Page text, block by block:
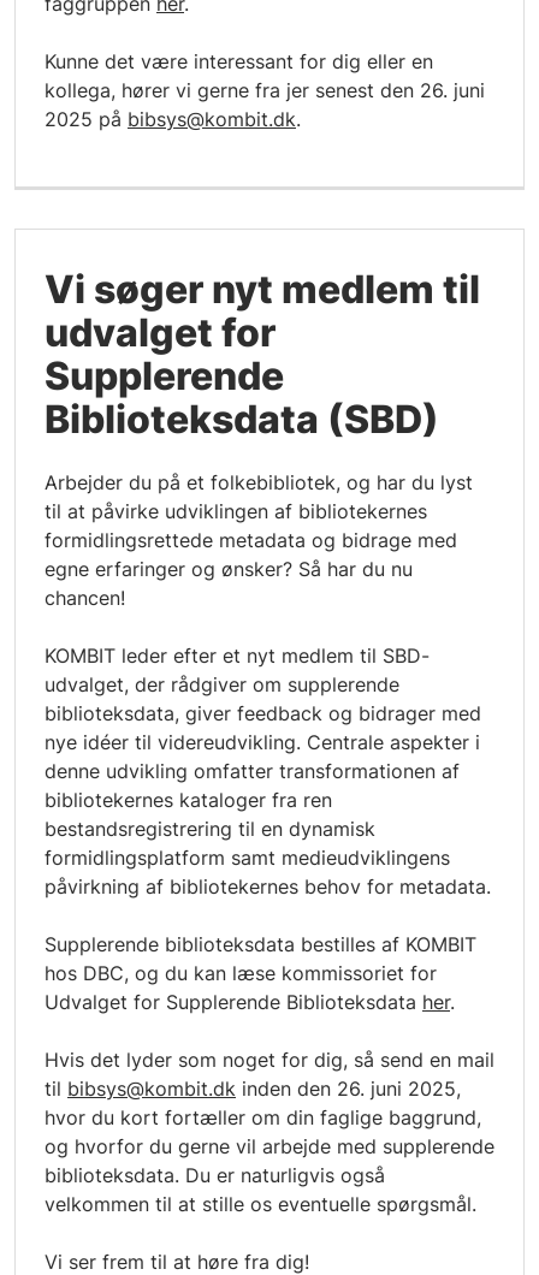
Kunne det være interessant for dig eller en
kollega, hører vi gerne fra jer senest den 26. juni
2025 på bibsys@kombit.dk.
Vi søger nyt medlem til
udvalget for
Supplerende
Biblioteksdata (SBD)
Arbejder du på et folkebibliotek, og har du lyst
til at påvirke udviklingen af bibliotekernes
formidlingsrettede metadata og bidrage med
egne erfaringer og ønsker? Så har du nu
chancen!
KOMBIT leder efter et nyt medlem til SBD-
udvalget, der rådgiver om supplerende
biblioteksdata, giver feedback og bidrager med
nye idéer til videreudvikling. Centrale aspekter i
denne udvikling omfatter transformationen af
bibliotekernes kataloger fra ren
bestandsregistrering til en dynamisk
formidlingsplatform samt medieudviklingens
påvirkning af bibliotekernes behov for metadata.
Supplerende biblioteksdata bestilles af KOMBIT
hos DBC, og du kan læse kommissoriet for
Udvalget for Supplerende Biblioteksdata her.
Hvis det lyder som noget for dig, så send en mail
til bibsys@kombit.dk inden den 26. juni 2025,
hvor du kort fortæller om din faglige baggrund,
og hvorfor du gerne vil arbejde med supplerende
biblioteksdata. Du er naturligvis også
velkommen til at stille os eventuelle spørgsmål.
Vi ser frem til at høre fra dig!